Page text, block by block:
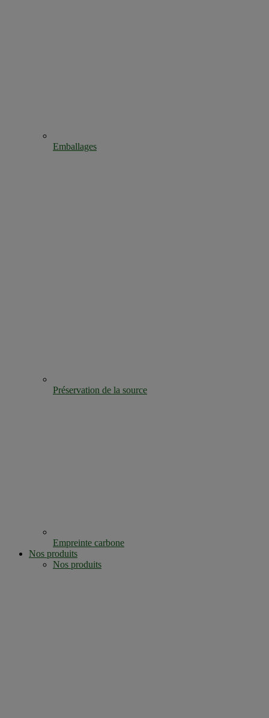
Emballages
Préservation de la source
Empreinte carbone
Nos produits
Nos produits